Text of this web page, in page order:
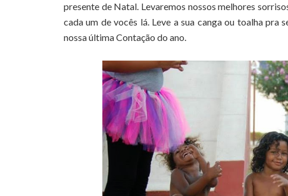
presente de Natal. Levaremos nossos melhores
cada um de vocês lá. Leve a sua canga ou toalha pra
nossa última Contação do ano.